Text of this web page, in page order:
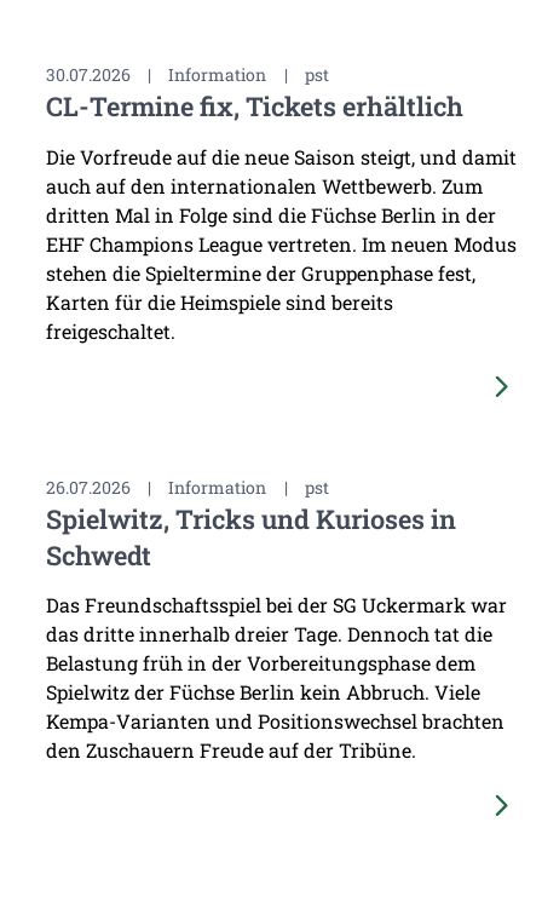
30.07.2026 | Information | pst
CL-Termine fix, Tickets erhältlich
Die Vorfreude auf die neue Saison steigt, und damit
auch auf den internationalen Wettbewerb. Zum
dritten Mal in Folge sind die Füchse Berlin in der
EHF Champions League vertreten. Im neuen Modus
stehen die Spieltermine der Gruppenphase fest,
Karten für die Heimspiele sind bereits
freigeschaltet.
26.07.2026 | Information | pst
Spielwitz, Tricks und Kurioses in
Schwedt
Das Freundschaftsspiel bei der SG Uckermark war
das dritte innerhalb dreier Tage. Dennoch tat die
Belastung früh in der Vorbereitungsphase dem
Spielwitz der Füchse Berlin kein Abbruch. Viele
Kempa-Varianten und Positionswechsel brachten
den Zuschauern Freude auf der Tribüne.